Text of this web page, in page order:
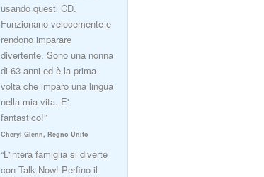
usando questi CD.
Funzionano velocemente e
rendono imparare
divertente. Sono una nonna
di 63 anni ed è la prima
volta che imparo una lingua
nella mia vita. E'
fantastico!”
Cheryl Glenn, Regno Unito
“L'intera famiglia si diverte
con Talk Now! Perfino il